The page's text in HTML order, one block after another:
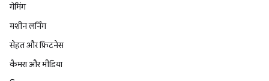
गेमिंग
मशीन लर्निंग
सेहत और फ़िटनेस
कैमरा और मीडिया